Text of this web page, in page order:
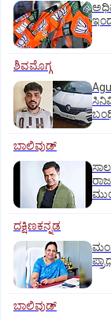
ಶಿವಮೊಗ್ಗ
ಬಾಲಿವುಡ್‌
ದಕ್ಷಿಣಕನ್ನಡ
ಬಾಲಿವುಡ್‌